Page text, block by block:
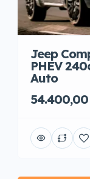
Jeep
PHEV
Auto